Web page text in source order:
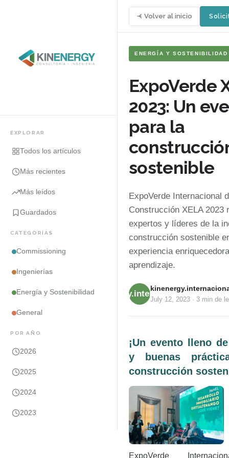
EXPLORAR
Todos los artículos
Más recientes
Más leídos
Guardados
CATEGORÍAS
Commissioning
Ingenierías
Energía y Sostenibilidad
General
POR AÑO
2026
2025
2024
2023
Volver al inicio
ENERGÍA Y SOSTENIBILIDAD
ExpoVerde
2023: Un
para la
sostenible
ExpoVerde Internacional
Construcción XELA 2023
expertos y líderes de la
construcción sostenible
experiencia
aprendizaje.
kinenergy.internacional
July 12, 2023 · 3 min de
¡Un evento lleno
y buenas
construcción
ExpoVerde